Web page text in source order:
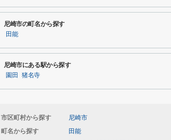
尼崎市の町名から探す
田能
尼崎市にある駅から探す
園田 猪名寺
市区町村から探す
尼崎市
町名から探す
田能